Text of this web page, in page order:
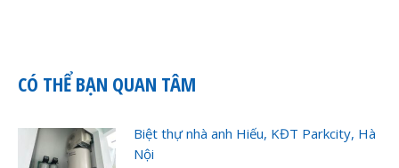
CÓ THỂ BẠN QUAN TÂM
Biệt thự nhà anh Hiếu, KĐT Parkcity, Hà
Nội